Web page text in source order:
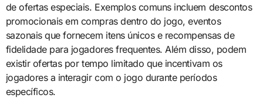
de ofertas especiais. Exemplos comuns incluem descontos
promocionais em compras dentro do jogo, eventos
sazonais que fornecem itens únicos e recompensas de
fidelidade para jogadores frequentes. Além disso, podem
existir ofertas por tempo limitado que incentivam os
jogadores a interagir com o jogo durante períodos
específicos.